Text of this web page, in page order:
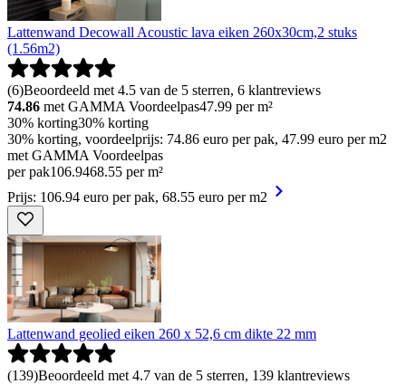
Lattenwand Decowall Acoustic lava eiken 260x30cm,2 stuks
(1.56m2)
(6)Beoordeeld met 4.5 van de 5 sterren, 6 klantreviews
74.86 met GAMMA Voordeelpas47.99 per m²
30% korting30% korting
30% korting, voordeelprijs: 74.86 euro per pak, 47.99 euro per m2
met GAMMA Voordeelpas
per pak106.9468.55 per m²
Prijs: 106.94 euro per pak, 68.55 euro per m2
Lattenwand geolied eiken 260 x 52,6 cm dikte 22 mm
(139)Beoordeeld met 4.7 van de 5 sterren, 139 klantreviews